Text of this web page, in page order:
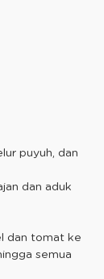
puyuh, dan
dan aduk
dan tomat ke
semua